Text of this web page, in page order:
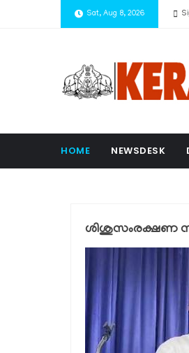
Sat, Aug 8, 2026
HOME NEWSDESK
ശിശുസംരക്ഷണ